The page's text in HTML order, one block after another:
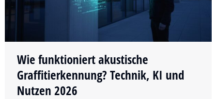
Wie funktioniert akustische
Graffitierkennung? Technik, KI und
Nutzen 2026